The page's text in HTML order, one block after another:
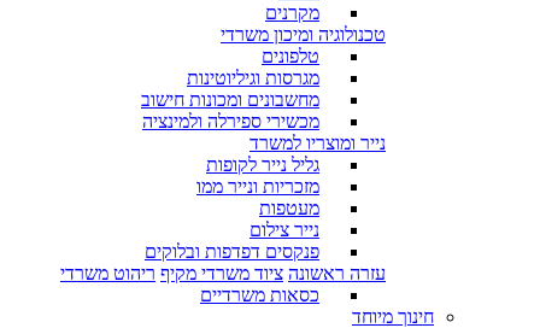
מקרנים
טכנולוגיה ומיכון משרדי
טלפונים
מגרסות וגיליוטינות
מחשבונים ומכונות חישוב
מכשירי ספירלה ולמינציה
נייר ומוצריו למשרד
גליל נייר לקופות
מזכריות ונייר ממו
מעטפות
נייר צילום
פנקסים דפדפות ובלוקים
עזרה ראשונה ציוד משרדי מקיף ריהוט משרדי
כסאות משרדיים
חינוך מיוחד